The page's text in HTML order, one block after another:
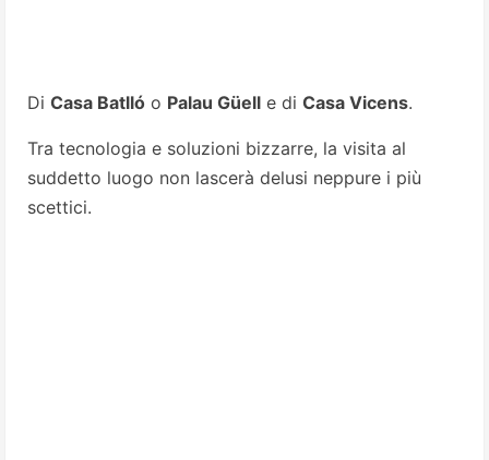
Di Casa Batlló o Palau Güell e di Casa Vicens.
Tra tecnologia e soluzioni bizzarre, la visita al
suddetto luogo non lascerà delusi neppure i più
scettici.